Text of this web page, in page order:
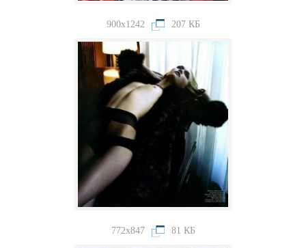
900x1242 207 КБ
772x847 81 КБ